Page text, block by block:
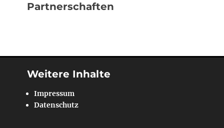
Partnerschaften
Weitere Inhalte
Impressum
Datenschutz